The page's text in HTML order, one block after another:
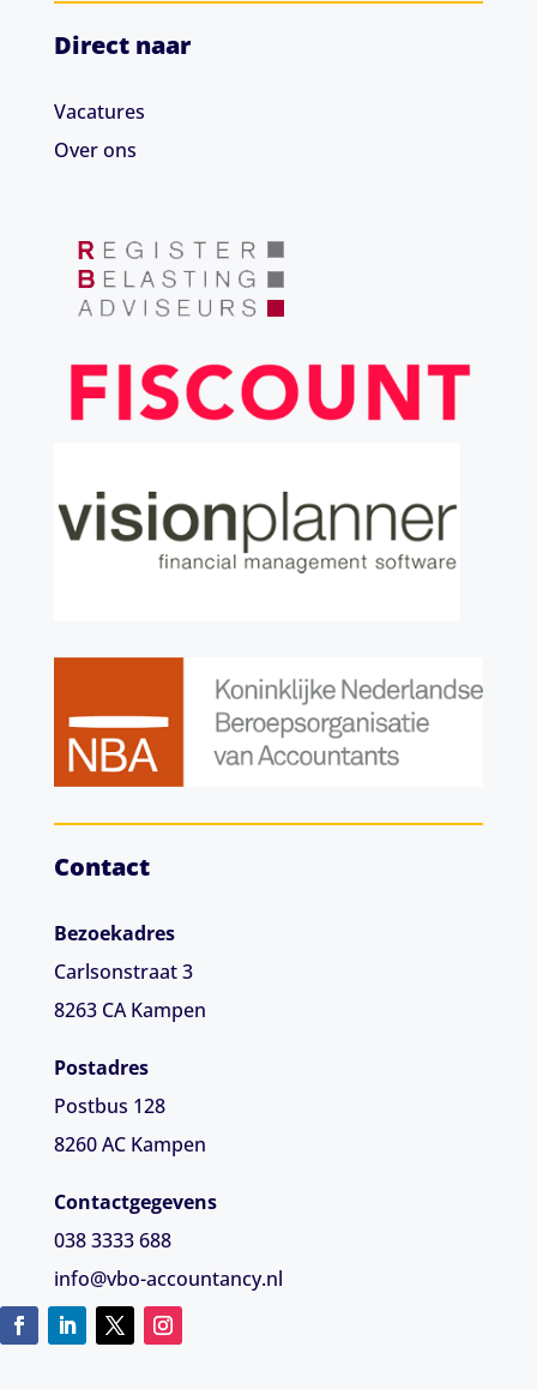
Direct naar
Vacatures
Over ons
Contact
Bezoekadres
Carlsonstraat 3
8263 CA Kampen
Postadres
Postbus 128
8260 AC Kampen
Contactgegevens
038 3333 688
info@vbo-accountancy.nl